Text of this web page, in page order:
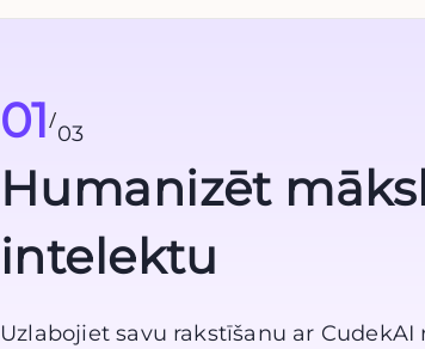
01/
03
Humanizēt
intelektu
Uzlabojiet savu rakstīšanu ar CudekAI